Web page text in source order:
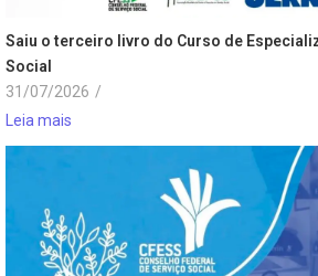
Saiu o terceiro livro do Curso de
Social
31/07/2026 /
Leia mais